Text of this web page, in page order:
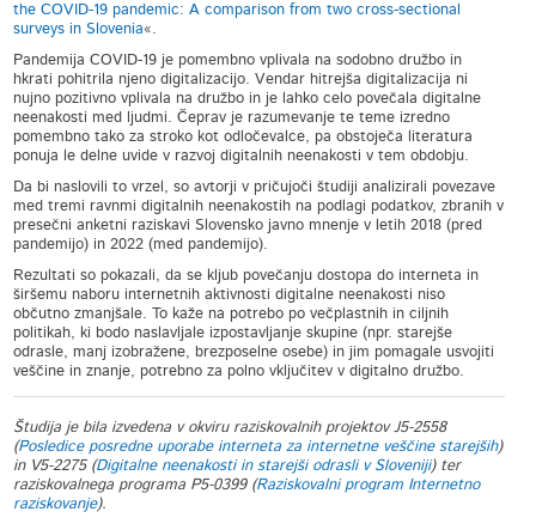
the COVID-19 pandemic: A comparison from two cross-sectional
surveys in Slovenia«.
Pandemija COVID-19 je pomembno vplivala na sodobno družbo in
hkrati pohitrila njeno digitalizacijo. Vendar hitrejša digitalizacija ni
nujno pozitivno vplivala na družbo in je lahko celo povečala digitalne
neenakosti med ljudmi. Čeprav je razumevanje te teme izredno
pomembno tako za stroko kot odločevalce, pa obstoječa literatura
ponuja le delne uvide v razvoj digitalnih neenakosti v tem obdobju.
Da bi naslovili to vrzel, so avtorji v pričujoči študiji analizirali povezave
med tremi ravnmi digitalnih neenakostih na podlagi podatkov, zbranih v
presečni anketni raziskavi Slovensko javno mnenje v letih 2018 (pred
pandemijo) in 2022 (med pandemijo).
Rezultati so pokazali, da se kljub povečanju dostopa do interneta in
širšemu naboru internetnih aktivnosti digitalne neenakosti niso
občutno zmanjšale. To kaže na potrebo po večplastnih in ciljnih
politikah, ki bodo naslavljale izpostavljanje skupine (npr. starejše
odrasle, manj izobražene, brezposelne osebe) in jim pomagale usvojiti
veščine in znanje, potrebno za polno vključitev v digitalno družbo.
Študija je bila izvedena v okviru raziskovalnih projektov J5-2558
(Posledice posredne uporabe interneta za internetne veščine starejših)
in V5-2275 (Digitalne neenakosti in starejši odrasli v Sloveniji) ter
raziskovalnega programa P5-0399 (Raziskovalni program Internetno
raziskovanje).